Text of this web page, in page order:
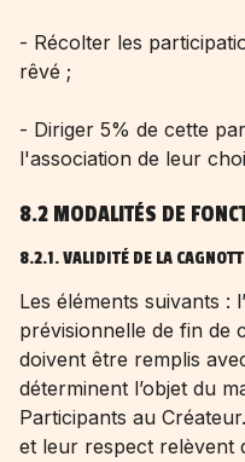
- Récolter les
rêvé ;
- Diriger 5% de cette
l'association de leur
8.2 MODALITÉS DE
8.2.1. VALIDITÉ DE LA
Les éléments suivants :
prévisionnelle de fin de
doivent être remplis
déterminent l’objet du
Participants au
et leur respect relèvent